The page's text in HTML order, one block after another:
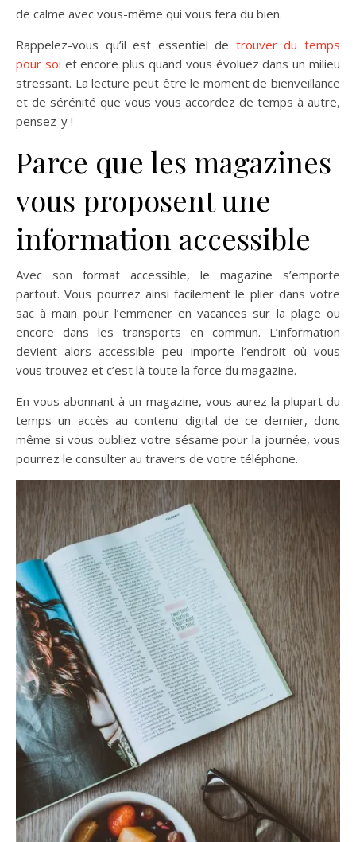
de calme avec vous-même qui vous fera du bien.
Rappelez-vous qu’il est essentiel de trouver du temps
pour soi et encore plus quand vous évoluez dans un milieu
stressant. La lecture peut être le moment de bienveillance
et de sérénité que vous vous accordez de temps à autre,
pensez-y !
Parce que les magazines
vous proposent une
information accessible
Avec son format accessible, le magazine s’emporte
partout. Vous pourrez ainsi facilement le plier dans votre
sac à main pour l’emmener en vacances sur la plage ou
encore dans les transports en commun. L’information
devient alors accessible peu importe l’endroit où vous
vous trouvez et c’est là toute la force du magazine.
En vous abonnant à un magazine, vous aurez la plupart du
temps un accès au contenu digital de ce dernier, donc
même si vous oubliez votre sésame pour la journée, vous
pourrez le consulter au travers de votre téléphone.